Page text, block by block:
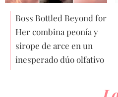
Boss Bottled Beyond for
Her combina peonía y
sirope de arce en un
inesperado dúo olfativo